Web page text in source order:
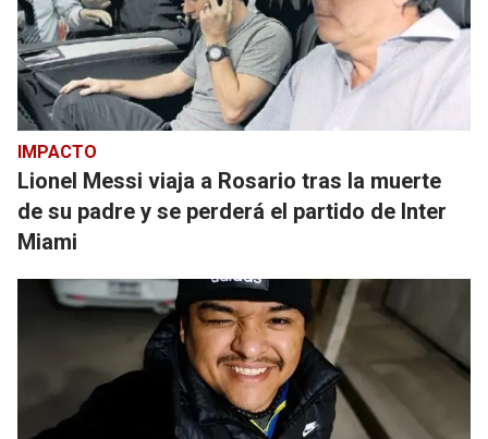
IMPACTO
Lionel Messi viaja a Rosario tras la muerte
de su padre y se perderá el partido de Inter
Miami